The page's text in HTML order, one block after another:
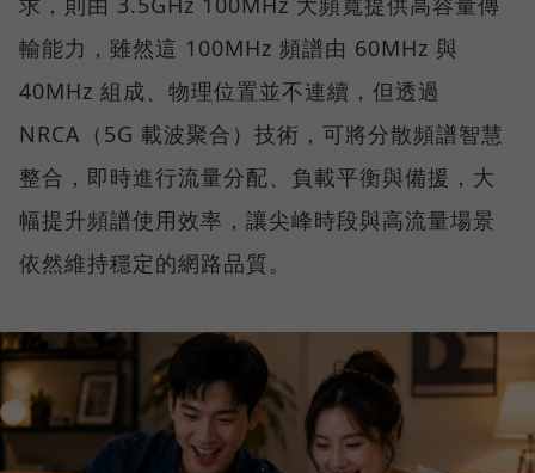
輸能力，雖然這 100MHz 頻譜由 60MHz 與
40MHz 組成、物理位置並不連續，但透過
NRCA（5G 載波聚合）技術，可將分散頻譜智慧
整合，即時進行流量分配、負載平衡與備援，大
幅提升頻譜使用效率，讓尖峰時段與高流量場景
依然維持穩定的網路品質。